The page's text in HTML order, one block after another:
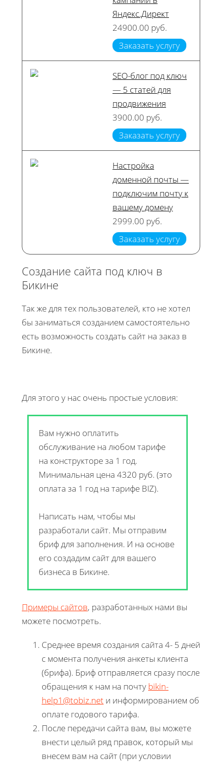
Яндекс.Директ
24900.00 руб.
Заказать услугу
SEO-блог под ключ
— 5 статей для
продвижения
3900.00 руб.
Заказать услугу
Настройка
доменной почты —
подключим почту к
вашему домену
2999.00 руб.
Заказать услугу
Создание сайта под ключ в
Бикине
Так же для тех пользователей, кто не хотел
бы заниматься созданием самостоятельно
есть возможность создать сайт на заказ в
Бикине.
Для этого у нас очень простые условия:
Вам нужно оплатить
обслуживание на любом тарифе
на конструкторе за 1 год.
Минимальная цена 4320 руб. (это
оплата за 1 год на тарифе BIZ).
Написать нам, чтобы мы
разработали сайт. Мы отправим
бриф для заполнения. И на основе
его создадим сайт для вашего
бизнеса в Бикине.
Примеры сайтов, разработанных нами вы
можете посмотреть.
Среднее время создания сайта 4- 5 дней
с момента получения анкеты клиента
(брифа). Бриф отправляется сразу после
обращения к нам на почту bikin-
help1@tobiz.net и информированием об
оплате годового тарифа.
После передачи сайта вам, вы можете
внести целый ряд правок, который мы
внесем вам на сайт (при условии